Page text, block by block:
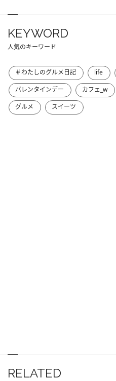
KEYWORD
人気のキーワード
＃わたしのグルメ日記 life
バレンタインデー
カフェ_w
グルメ
スイーツ
RELATED